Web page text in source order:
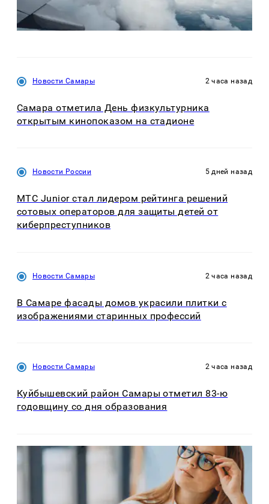
Новости Самары 2 часа назад
Самара отметила День физкультурника
открытым кинопоказом на стадионе
Новости России 5 дней назад
МТС Junior стал лидером рейтинга решений
сотовых операторов для защиты детей от
киберпреступников
Новости Самары 2 часа назад
В Самаре фасады домов украсили плитки с
изображениями старинных профессий
Новости Самары 2 часа назад
Куйбышевский район Самары отметил 83-ю
годовщину со дня образования